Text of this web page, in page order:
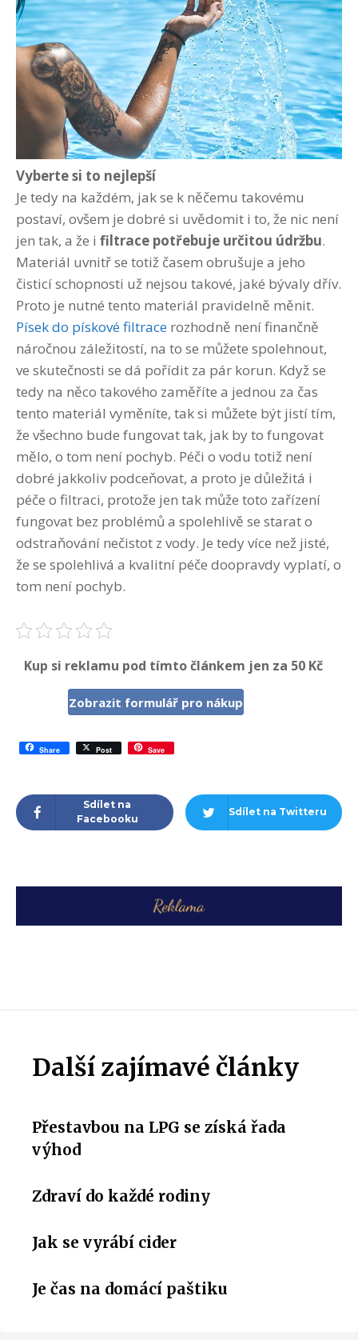
Vyberte si to nejlepší
Je tedy na každém, jak se k něčemu takovému
postaví, ovšem je dobré si uvědomit i to, že nic není
jen tak, a že i filtrace potřebuje určitou údržbu.
Materiál uvnitř se totiž časem obrušuje a jeho
čisticí schopnosti už nejsou takové, jaké bývaly dřív.
Proto je nutné tento materiál pravidelně měnit.
Písek do pískové filtrace rozhodně není finančně
náročnou záležitostí, na to se můžete spolehnout,
ve skutečnosti se dá pořídit za pár korun. Když se
tedy na něco takového zaměříte a jednou za čas
tento materiál vyměníte, tak si můžete být jistí tím,
že všechno bude fungovat tak, jak by to fungovat
mělo, o tom není pochyb. Péči o vodu totiž není
dobré jakkoliv podceňovat, a proto je důležitá i
péče o filtraci, protože jen tak může toto zařízení
fungovat bez problémů a spolehlivě se starat o
odstraňování nečistot z vody. Je tedy více než jisté,
že se spolehlivá a kvalitní péče doopravdy vyplatí, o
tom není pochyb.
Kup si reklamu pod tímto článkem jen za 50 Kč
Zobrazit formulář pro nákup
Share Post Save
Sdílet na
Facebooku
Sdílet na Twitteru
Další zajímavé články
Přestavbou na LPG se získá řada
výhod
Zdraví do každé rodiny
Jak se vyrábí cider
Je čas na domácí paštiku